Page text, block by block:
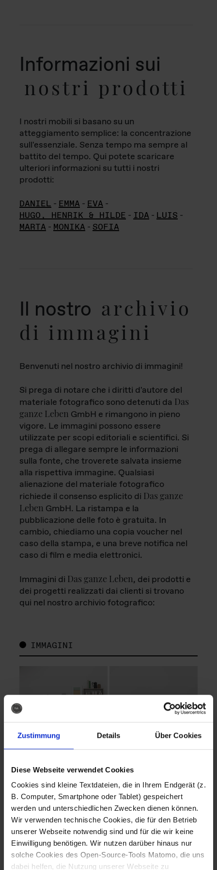
Zustimmung Details Über Cookies
Diese Webseite verwendet Cookies
Cookies sind kleine Textdateien, die in Ihrem Endgerät (z.
B. Computer, Smartphone oder Tablet) gespeichert
werden und unterschiedlichen Zwecken dienen können.
Wir verwenden technische Cookies, die für den Betrieb
unserer Webseite notwendig sind und für die wir keine
Einwilligung benötigen. Wir nutzen darüber hinaus nur
solche Cookies des Open-Source-Tools Matomo, die uns
dabei helfen, die Nutzung unserer Webseite zu
Informazioni sui
nostri prodotti
I nostri mobili si basano su un
atteggiamento semplice: la concentrazione
sull'essenziale. Senza tempo ma sempre al
battito del tempo. Qui potete scaricare
ulteriori informazioni su tutti i nostri
prodotti:
DANIEL - EMMA - EVA -
HUGO, HENRIK & HILDE - IDA - LUIS -
MARTA - MONIKA - SOFIA
Il nostro archivio
di immagini
Benvenuti nel nostro archivio di immagini!
Si prega di notare che i diritti d'autore del
materiale fotografico sono detenuti da Das
ganze Leben GmbH e rimangono in pieno
vigore. Le immagini possono essere
utilizzate per scopi editoriali e scientifici. Si
prega di allegare sempre le informazioni
sulla fonte, che troverete salvata insieme
alla rispettiva immagine. Qualsiasi
alienazione del materiale fotografico
richiede il consenso esplicito di Das ganze
Leben GmbH. La ristampa e la
pubblicazione delle foto è gratuita. In
cambio, chiediamo una copia voucher nel
caso della stampa, e una breve notifica nel
caso di film e media elettronici.
Immagini di Das ganze Leben, dei prodotti e
dei progetti realizzati dai clienti si trovano
qui nel nostro archivio fotografico:
IMMAGINI
Fotografo: Lorenz
Sternbach
Download
Fotografo: Lorenz
Sternbach
Download